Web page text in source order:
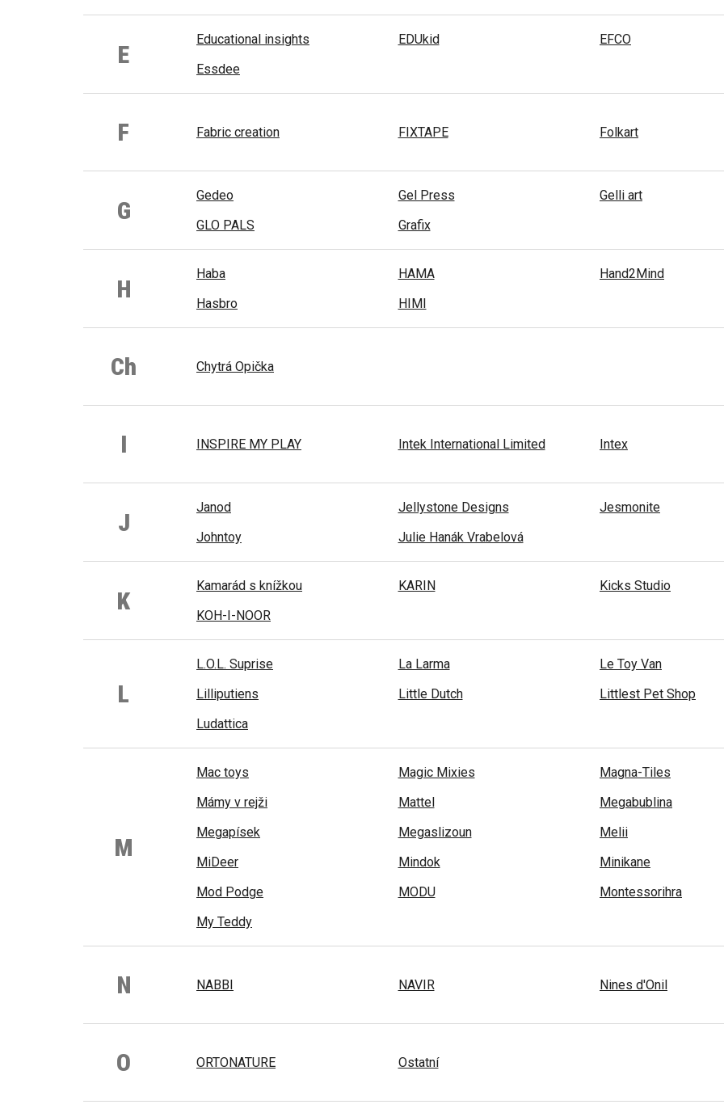
E
Educational insights EDUkid EFCO
Essdee
F Fabric creation FIXTAPE Folkart
G
Gedeo Gel Press Gelli art
GLO PALS
Grafix
H
Haba HAMA Hand2Mind
Hasbro
HIMI
Ch Chytrá Opička
I INSPIRE MY PLAY Intek International Limited Intex
J
Janod Jellystone Designs Jesmonite
Johntoy
Julie Hanák Vrabelová
K
Kamarád s knížkou KARIN Kicks Studio
KOH-I-NOOR
L
L.O.L. Suprise La Larma Le Toy Van
Lilliputiens
Little Dutch Littlest Pet Shop
Ludattica
M
Mac toys Magic Mixies Magna-Tiles
Mámy v rejži
Mattel Megabublina
Megapísek
Megaslizoun Melii
MiDeer
Mindok Minikane
Mod Podge
MODU Montessorihra
My Teddy
N NABBI NAVIR Nines d'Onil
O ORTONATURE Ostatní